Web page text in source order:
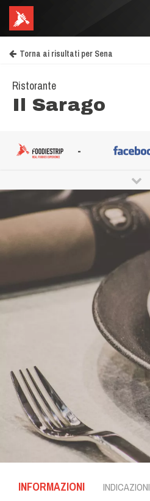
Torna ai risultati per Sena
Ristorante
Il Sarago
-
INFORMAZIONI INDICAZIONI